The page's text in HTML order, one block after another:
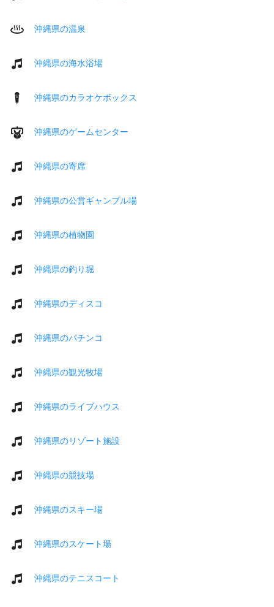
沖縄県の温泉
沖縄県の海水浴場
沖縄県のカラオケボックス
沖縄県のゲームセンター
沖縄県の寄席
沖縄県の公営ギャンブル場
沖縄県の植物園
沖縄県の釣り堀
沖縄県のディスコ
沖縄県のパチンコ
沖縄県の観光牧場
沖縄県のライブハウス
沖縄県のリゾート施設
沖縄県の競技場
沖縄県のスキー場
沖縄県のスケート場
沖縄県のテニスコート